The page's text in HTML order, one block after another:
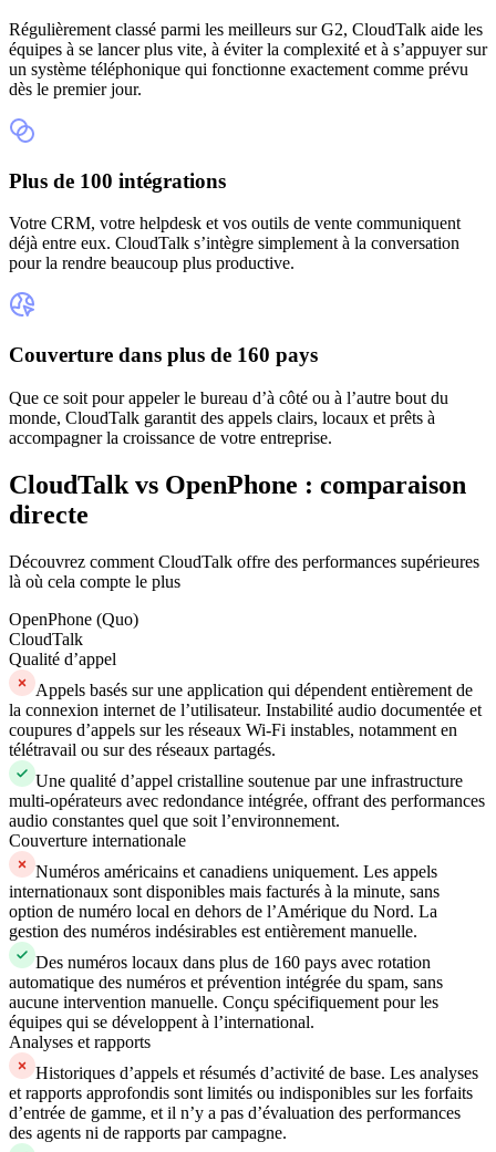
Régulièrement classé parmi les meilleurs sur G2, CloudTalk aide les
équipes à se lancer plus vite, à éviter la complexité et à s’appuyer sur
un système téléphonique qui fonctionne exactement comme prévu
dès le premier jour.
Plus de 100 intégrations
Votre CRM, votre helpdesk et vos outils de vente communiquent
déjà entre eux. CloudTalk s’intègre simplement à la conversation
pour la rendre beaucoup plus productive.
Couverture dans plus de 160 pays
Que ce soit pour appeler le bureau d’à côté ou à l’autre bout du
monde, CloudTalk garantit des appels clairs, locaux et prêts à
accompagner la croissance de votre entreprise.
CloudTalk vs OpenPhone : comparaison
directe
Découvrez comment CloudTalk offre des performances supérieures
là où cela compte le plus
OpenPhone (Quo)
CloudTalk
Qualité d’appel
Appels basés sur une application qui dépendent entièrement de
la connexion internet de l’utilisateur. Instabilité audio documentée et
coupures d’appels sur les réseaux Wi-Fi instables, notamment en
télétravail ou sur des réseaux partagés.
Une qualité d’appel cristalline soutenue par une infrastructure
multi-opérateurs avec redondance intégrée, offrant des performances
audio constantes quel que soit l’environnement.
Couverture internationale
Numéros américains et canadiens uniquement. Les appels
internationaux sont disponibles mais facturés à la minute, sans
option de numéro local en dehors de l’Amérique du Nord. La
gestion des numéros indésirables est entièrement manuelle.
Des numéros locaux dans plus de 160 pays avec rotation
automatique des numéros et prévention intégrée du spam, sans
aucune intervention manuelle. Conçu spécifiquement pour les
équipes qui se développent à l’international.
Analyses et rapports
Historiques d’appels et résumés d’activité de base. Les analyses
et rapports approfondis sont limités ou indisponibles sur les forfaits
d’entrée de gamme, et il n’y a pas d’évaluation des performances
des agents ni de rapports par campagne.